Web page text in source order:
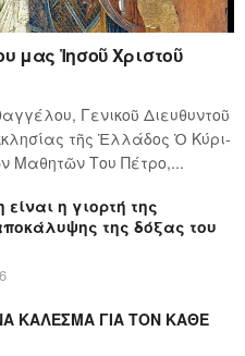
μας Ἰησοῦ Χριστοῦ
Γενικοῦ Διευθυντοῦ
τῆς Ἑλλάδος Ὁ Κύ­ρι­
Μα­θη­τῶν Του Πέ­τρο,...
η γιορτή της
της δόξας του
ΚΑΛΕΣΜΑ ΓΙΑ ΤΟΝ ΚΑΘΕ